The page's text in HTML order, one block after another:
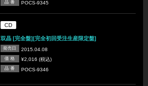
品 番 POCS-9345
CD
双晶 [完全盤][完全初回受注生産限定盤]
発売日 2015.04.08
価 格 ¥2,016 (税込)
品 番 POCS-9346